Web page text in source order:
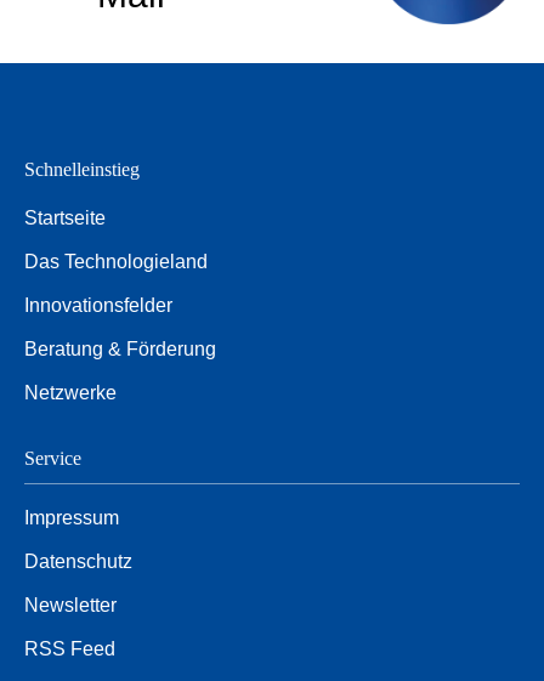
Schnelleinstieg
Startseite
Das Technologieland
Innovationsfelder
Beratung & Förderung
Netzwerke
Service
Impressum
Datenschutz
Newsletter
RSS Feed